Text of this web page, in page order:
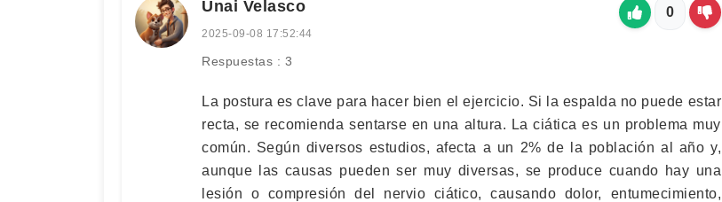
Unai Velasco
2025-09-08 17:52:44
Respuestas : 3
0
La postura es clave para hacer bien el ejercicio. Si la espalda no puede estar
recta, se recomienda sentarse en una altura. La ciática es un problema muy
común. Según diversos estudios, afecta a un 2% de la población al año y,
aunque las causas pueden ser muy diversas, se produce cuando hay una
lesión o compresión del nervio ciático, causando dolor, entumecimiento,